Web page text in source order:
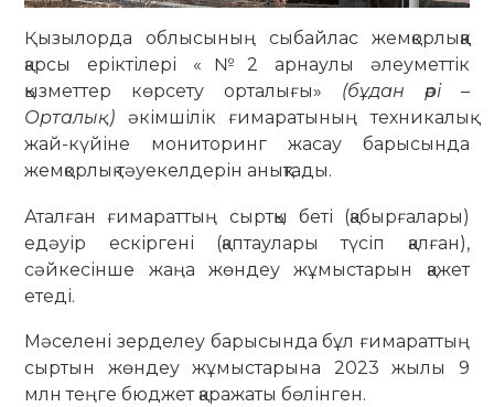
Қызылорда облысының сыбайлас жемқорлыққа
қарсы еріктілері «№2 арнаулы әлеуметтік
қызметтер көрсету орталығы» (бұдан әрі –
Орталық) әкімшілік ғимаратының техникалық
жай-күйіне мониторинг жасау барысында
жемқорлық тәуекелдерін анықтады.
Аталған ғимараттың сыртқы беті (қабырғалары)
едәуір ескіргені (қаптаулары түсіп қалған),
сәйкесінше жаңа жөндеу жұмыстарын қажет
етеді.
Мәселені зерделеу барысында бұл ғимараттың
сыртын жөндеу жұмыстарына 2023 жылы 9
млн теңге бюджет қаражаты бөлінген.